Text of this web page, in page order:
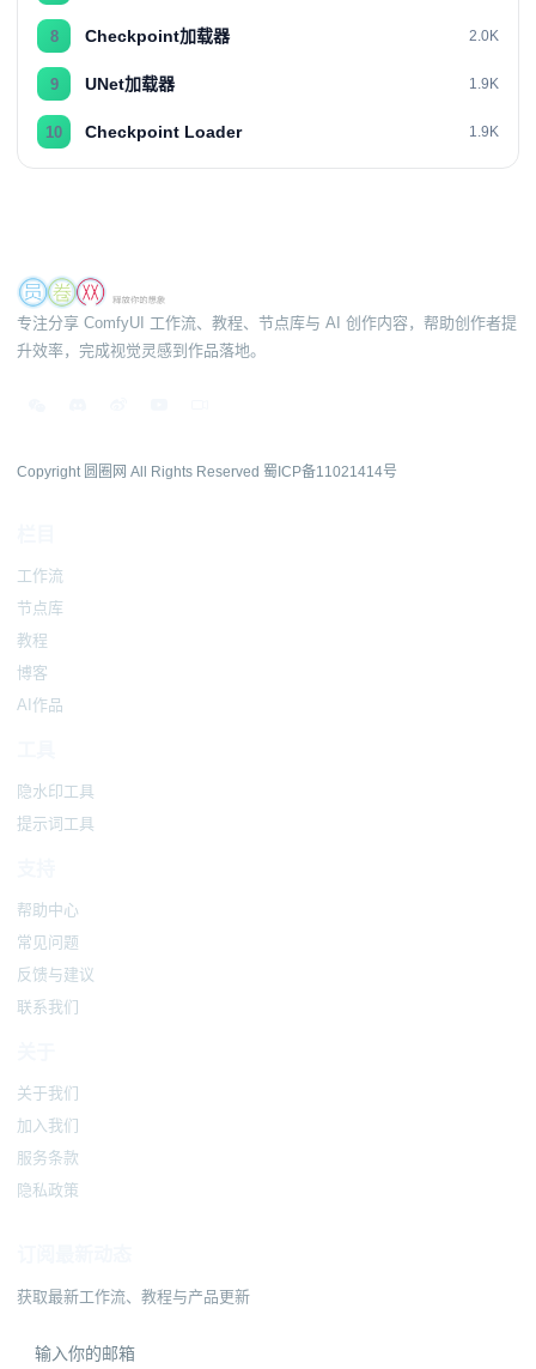
8 Checkpoint加载器 2.0K
9 UNet加载器 1.9K
10 Checkpoint Loader 1.9K
专注分享 ComfyUI 工作流、教程、节点库与 AI 创作内容，帮助创作者提
升效率，完成视觉灵感到作品落地。
Copyright 圆圈网 All Rights Reserved 蜀ICP备11021414号
工作流
节点库
教程
博客
AI作品
隐水印工具
提示词工具
帮助中心
常见问题
反馈与建议
联系我们
关于我们
加入我们
服务条款
隐私政策
获取最新工作流、教程与产品更新